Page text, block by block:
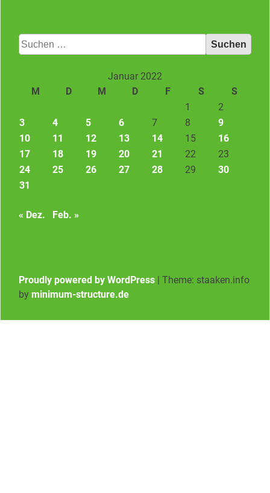
Suchen
nach:
Januar 2022
M
D M D F S
S
1
2
3
4 5 6 7 8
9
10
11 12 13 14 15
16
17
18 19 20 21 22
23
24
25 26 27 28 29
30
31
« Dez. Feb. »
Proudly powered by WordPress
Theme: staaken.info
by minimum-structure.de